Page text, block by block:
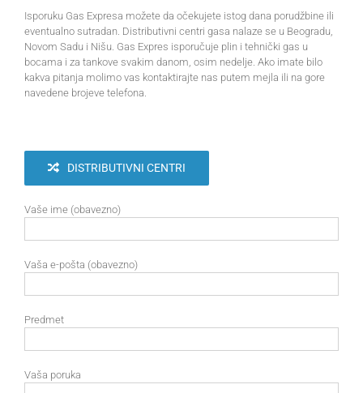
Isporuku Gas Expresa možete da očekujete istog dana porudžbine ili
eventualno sutradan. Distributivni centri gasa nalaze se u Beogradu,
Novom Sadu i Nišu. Gas Expres isporučuje plin i tehnički gas u
bocama i za tankove svakim danom, osim nedelje. Ako imate bilo
kakva pitanja molimo vas kontaktirajte nas putem mejla ili na gore
navedene brojeve telefona.
DISTRIBUTIVNI CENTRI
Vaše ime (obavezno)
Vaša e-pošta (obavezno)
Predmet
Vaša poruka